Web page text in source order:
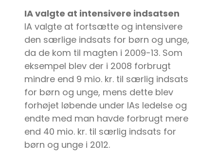
IA valgte at intensivere indsatsen
IA valgte at fortsætte og intensivere
den særlige indsats for børn og unge,
da de kom til magten i 2009-13. Som
eksempel blev der i 2008 forbrugt
mindre end 9 mio. kr. til særlig indsats
for børn og unge, mens dette blev
forhøjet løbende under IAs ledelse og
endte med man havde forbrugt mere
end 40 mio. kr. til særlig indsats for
børn og unge i 2012.